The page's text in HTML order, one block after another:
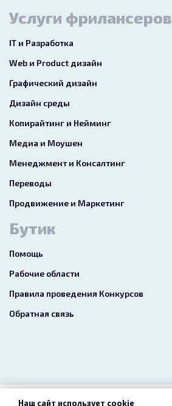
Услуги фрилансеров
IT и Разработка
Web и Product дизайн
Графический дизайн
Дизайн среды
Копирайтинг и Нейминг
Медиа и Моушен
Менеджмент и Консалтинг
Переводы
Продвижение и Маркетинг
Бутик
Помощь
Рабочие области
Правила проведения Конкурсов
Обратная связь
Наш сайт использует cookie